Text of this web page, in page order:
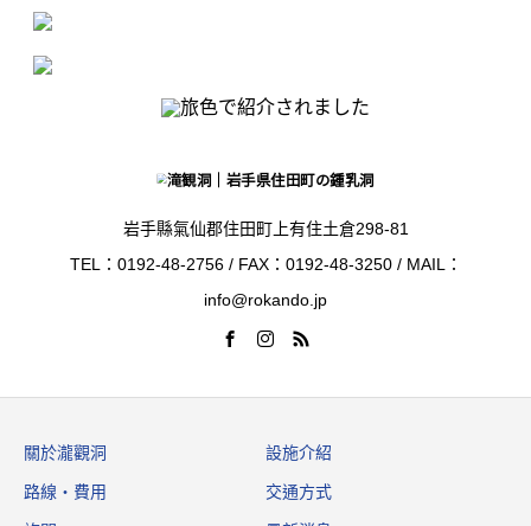
岩手縣氣仙郡住田町上有住土倉298-81
TEL：0192-48-2756 / FAX：0192-48-3250 / MAIL：
info@rokando.jp
關於瀧觀洞 設施介紹
路線‧費用 交通方式